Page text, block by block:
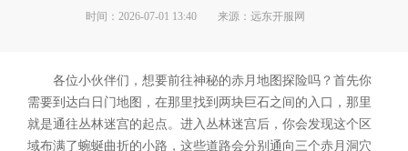
时间：2026-07-01 13:40 来源：远东开服网
各位小伙伴们，想要前往神秘的赤月地图探险吗？首先你
需要到达白日门地图，在那里找到两块巨石之间的入口，那里
就是通往丛林迷宫的起点。进入丛林迷宫后，你会发现这个区
域布满了蜿蜒曲折的小路，这些道路会分别通向三个赤月洞穴